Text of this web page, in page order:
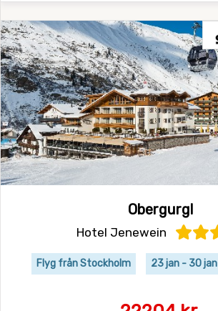
Obergurgl
Hotel Jenewein
Flyg från Stockholm 23 jan - 30 jan